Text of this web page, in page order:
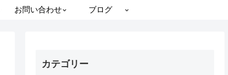
お問い合わせ ブログ
カテゴリー